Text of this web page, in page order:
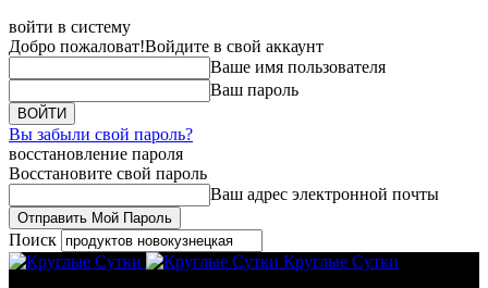
войти в систему
Добро пожаловат!Войдите в свой аккаунт
Ваше имя пользователя
Ваш пароль
Вы забыли свой пароль?
восстановление пароля
Восстановите свой пароль
Ваш адрес электронной почты
Поиск
Круглые Сутки